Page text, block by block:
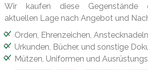
Wir kaufen diese Gegenstände
aktuellen Lage nach Angebot und
Orden, Ehrenzeichen,
Urkunden, Bücher, und sonstige
Mützen, Uniformen und